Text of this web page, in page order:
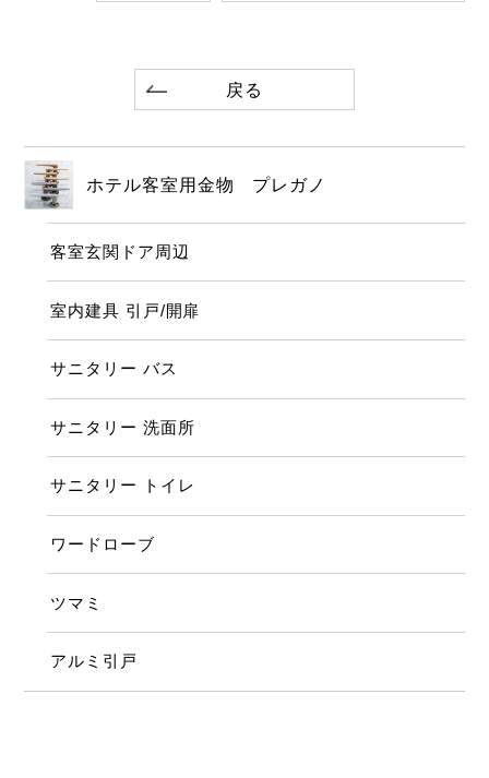
戻る
ホテル客室用金物 プレガノ
客室玄関ドア周辺
室内建具 引戸/開扉
サニタリー バス
サニタリー 洗面所
サニタリー トイレ
ワードローブ
ツマミ
アルミ引戸